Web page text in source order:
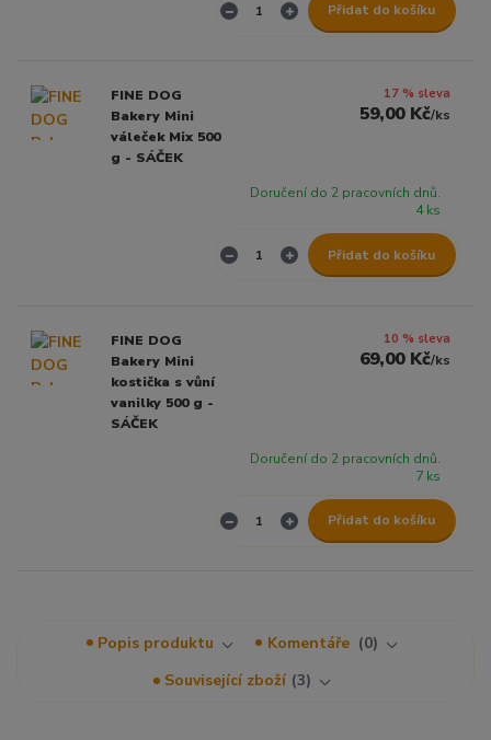
Přidat do košíku
FINE DOG
Bakery Mini
váleček Mix 500
g - SÁČEK
17 % sleva
59,00 Kč/ks
Doručení do 2 pracovních dnů.
4 ks
Přidat do košíku
FINE DOG
Bakery Mini
kostička s vůní
vanilky 500 g -
SÁČEK
10 % sleva
69,00 Kč/ks
Doručení do 2 pracovních dnů.
7 ks
Přidat do košíku
Popis produktu Komentáře
0
Související zboží 3